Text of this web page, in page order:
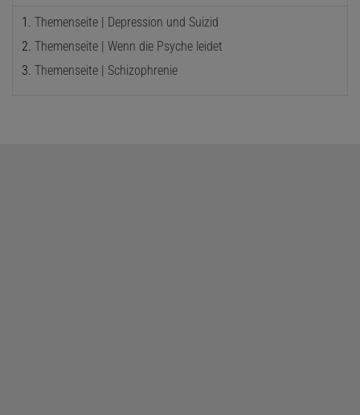
Themenseite | Depression und Suizid
Themenseite | Wenn die Psyche leidet
Themenseite | Schizophrenie